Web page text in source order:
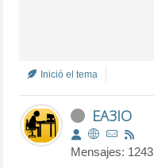
Inició el tema
EA3IO
Mensajes: 1243